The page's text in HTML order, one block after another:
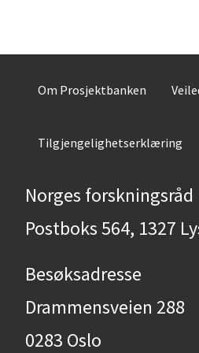
Om Prosjektbanken
Tilgjengelighetserklæring
Norges forskningsråd
Postboks 564, 1327
Besøksadresse
Drammensveien 288
0283 Oslo